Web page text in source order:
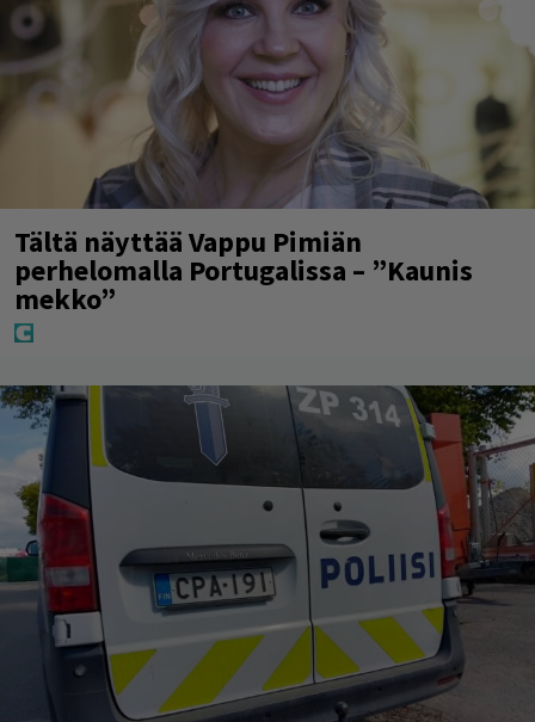
Tältä näyttää Vappu Pimiän
perhelomalla Portugalissa – ”Kaunis
mekko”